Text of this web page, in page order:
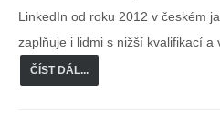
LinkedIn od roku 2012 v českém
zaplňuje i lidmi s nižší kvalifikací a
ČÍST DÁL...